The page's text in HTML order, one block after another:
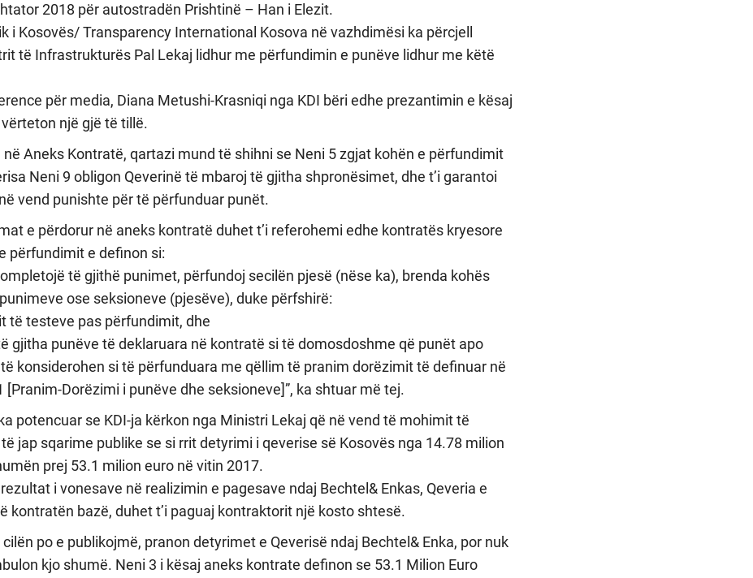
2018 për autostradën Prishtinë – Han i Elezit.
i Kosovës/ Transparency International Kosova në vazhdimësi ka përcjell
të Infrastrukturës Pal Lekaj lidhur me përfundimin e punëve lidhur me këtë
për media, Diana Metushi-Krasniqi nga KDI bëri edhe prezantimin e kësaj
një gjë të tillë.
Aneks Kontratë, qartazi mund të shihni se Neni 5 zgjat kohën e përfundimit
Neni 9 obligon Qeverinë të mbaroj të gjitha shpronësimet, dhe t’i garantoi
vend punishte për të përfunduar punët.
e përdorur në aneks kontratë duhet t’i referohemi edhe kontratës kryesore
përfundimit e definon si:
të gjithë punimet, përfundoj secilën pjesë (nëse ka), brenda kohës
ose seksioneve (pjesëve), duke përfshirë:
të testeve pas përfundimit, dhe
gjitha punëve të deklaruara në kontratë si të domosdoshme që punët apo
konsiderohen si të përfunduara me qëllim të pranim dorëzimit të definuar në
[Pranim-Dorëzimi i punëve dhe seksioneve]”, ka shtuar më tej.
potencuar se KDI-ja kërkon nga Ministri Lekaj që në vend të mohimit të
jap sqarime publike se si rrit detyrimi i qeverise së Kosovës nga 14.78 milion
prej 53.1 milion euro në vitin 2017.
i vonesave në realizimin e pagesave ndaj Bechtel& Enkas, Qeveria e
kontratën bazë, duhet t’i paguaj kontraktorit një kosto shtesë.
po e publikojmë, pranon detyrimet e Qeverisë ndaj Bechtel& Enka, por nuk
kjo shumë. Neni 3 i kësaj aneks kontrate definon se 53.1 Milion Euro